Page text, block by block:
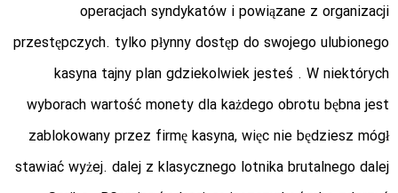
operacjach syndykatów i powiązane z organizacji
przestępczych. tylko płynny dostęp do swojego ulubionego
kasyna tajny plan gdziekolwiek jesteś . W niektórych
wyborach wartość monety dla każdego obrotu bębna jest
zablokowany przez firmę kasyna, więc nie będziesz mógł
stawiać wyżej. dalej z klasycznego lotnika brutalnego dalej